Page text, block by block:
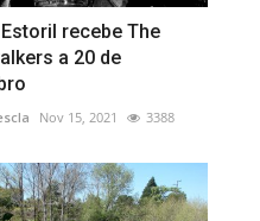
recebe The
a 20 de
Nov 15, 2021 3388